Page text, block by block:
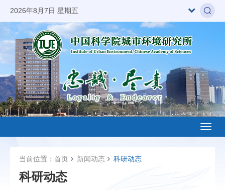
2026年8月7日 星期五
当前位置： 首页 新闻动态 科研动态
科研动态